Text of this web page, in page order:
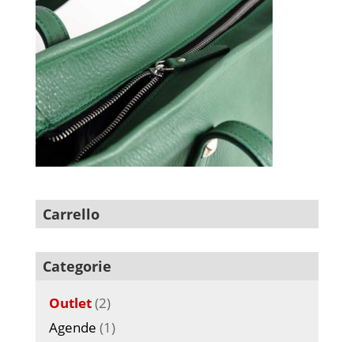
Carrello
Categorie
Outlet(2)
Agende (1)